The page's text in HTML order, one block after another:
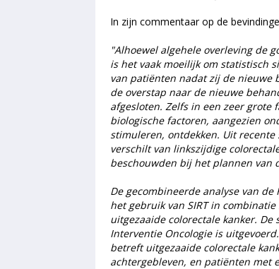
In zijn commentaar op de
"Alhoewel algehele overleving de
is het vaak moeilijk om statistisch
van patiënten nadat zij de nieuwe
de overstap naar de nieuwe
afgesloten. Zelfs in een zeer
biologische factoren, aangezien
stimuleren, ontdekken. Uit
verschilt van linkszijdige
beschouwden bij het plannen van
De gecombineerde analyse van de
het gebruik van SIRT in
uitgezaaide colorectale kanker.
Interventie Oncologie is
betreft uitgezaaide colorectale
achtergebleven, en patiënten met